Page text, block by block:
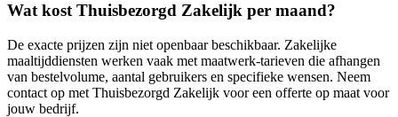
Wat kost Thuisbezorgd Zakelijk per maand?
De exacte prijzen zijn niet openbaar beschikbaar. Zakelijke
maaltijddiensten werken vaak met maatwerk-tarieven die afhangen
van bestelvolume, aantal gebruikers en specifieke wensen. Neem
contact op met Thuisbezorgd Zakelijk voor een offerte op maat voor
jouw bedrijf.